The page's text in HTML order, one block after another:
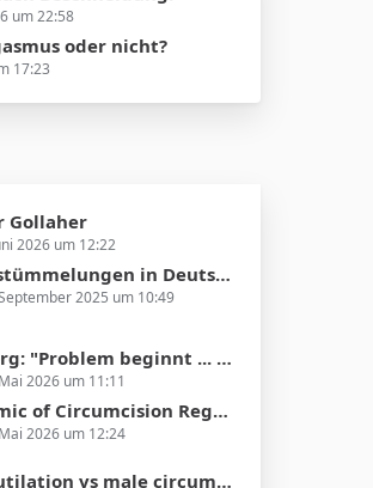
um 22:58
oder nicht?
17:23
Gollaher
2026 um 12:22
in Deutschland in 2012?
2025 um 10:49
... beim Abschneiden der Vorhaut"
2026 um 11:11
Regret Among Millions of Men
2026 um 12:24
Understanding the differences